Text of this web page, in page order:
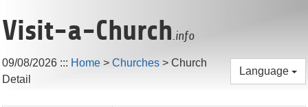
Visit-a-Church.info
09/08/2026 ::: Home > Churches > Church
Detail
Language